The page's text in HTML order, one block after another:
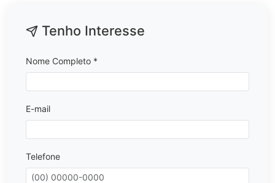
Tenho Interesse
Nome Completo *
E-mail
Telefone